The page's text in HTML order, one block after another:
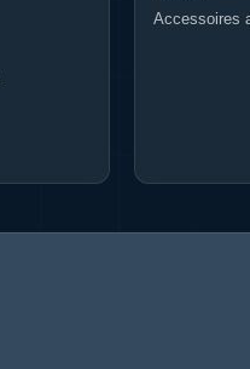
Accessoires